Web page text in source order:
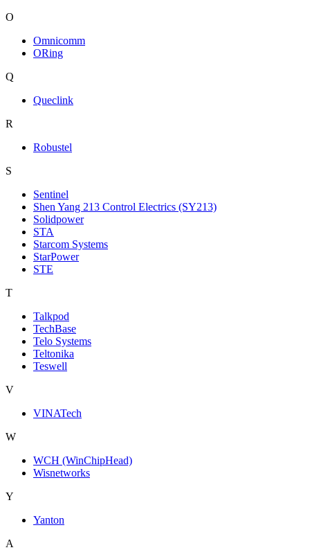
O
Omnicomm
ORing
Q
Queclink
R
Robustel
S
Sentinel
Shen Yang 213 Control Electrics (SY213)
Solidpower
STA
Starcom Systems
StarPower
STE
T
Talkpod
TechBase
Telo Systems
Teltonika
Teswell
V
VINATech
W
WCH (WinChipHead)
Wisnetworks
Y
Yanton
А